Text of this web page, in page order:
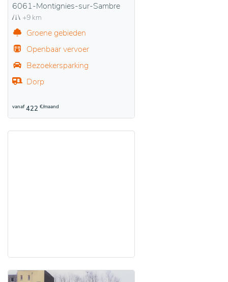
6061-Montignies-sur-Sambre
+9 km
Groene gebieden
Openbaar vervoer
Bezoekersparking
Dorp
vanaf 422 €/maand